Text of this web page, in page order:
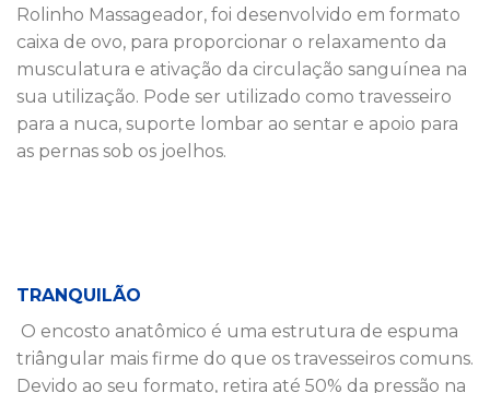
Rolinho Massageador, foi desenvolvido em formato
caixa de ovo, para proporcionar o relaxamento da
musculatura e ativação da circulação sanguínea na
sua utilização. Pode ser utilizado como travesseiro
para a nuca, suporte lombar ao sentar e apoio para
as pernas sob os joelhos.
TRANQUILÃO
O encosto anatômico é uma estrutura de espuma
triângular mais firme do que os travesseiros comuns.
Devido ao seu formato, retira até 50% da pressão na